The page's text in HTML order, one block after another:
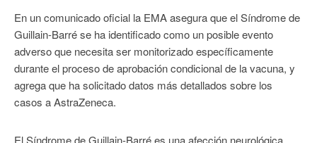
En un comunicado oficial la EMA asegura que el Síndrome de
Guillain-Barré se ha identificado como un posible evento
adverso que necesita ser monitorizado específicamente
durante el proceso de aprobación condicional de la vacuna, y
agrega que ha solicitado datos más detallados sobre los
casos a AstraZeneca.
El Síndrome de Guillain-Barré es una afección neurológica